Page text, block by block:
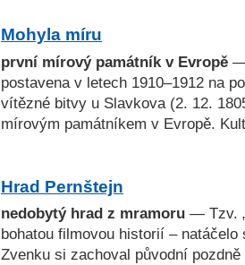
Mohyla míru
první mírový památník v Evropě —
postavena v letech 1910–1912 na
vítězné bitvy u Slavkova (2. 12.
mírovým památníkem v Evropě.
Hrad Pernštejn
nedobytý hrad z mramoru — Tzv.
bohatou filmovou historií – natáčelo
Zvenku si zachoval původní